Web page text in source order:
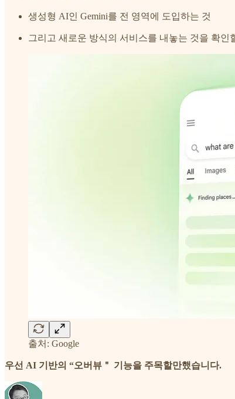
생성형 AI인 Gemini를 전 영역에 도입하는 것
그리고 새로운 방식의 서비스를 내놓는 것을 확인
출처: Google
우선 AI 기반의 “오버뷰＂ 기능을 주목할만했습니다.